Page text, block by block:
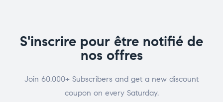
S'inscrire pour être notifié de
nos offres
Join 60.000+ Subscribers and get a new discount
coupon on every Saturday.